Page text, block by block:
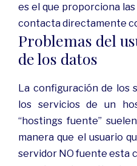
es el que proporciona
contacta directamente
Problemas del
de los datos
La configuración de los
los servicios de un
“hostings fuente”
manera que el usuario
servidor NO fuente esta